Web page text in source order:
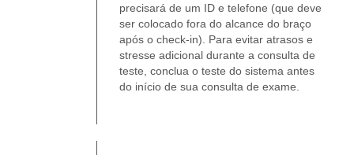
precisará de um ID e telefone (que deve
ser colocado fora do alcance do braço
após o check-in). Para evitar atrasos e
stresse adicional durante a consulta de
teste, conclua o teste do sistema antes
do início de sua consulta de exame.